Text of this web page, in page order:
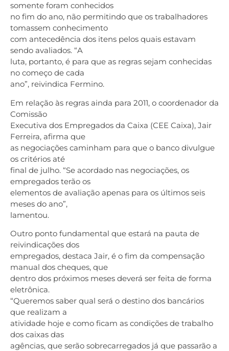
somente foram conhecidos
no fim do ano, não permitindo que os trabalhadores
tomassem conhecimento
com antecedência dos itens pelos quais estavam
sendo avaliados. “A
luta, portanto, é para que as regras sejam conhecidas
no começo de cada
ano”, reivindica Fermino.
Em relação às regras ainda para 2011, o coordenador da
Comissão
Executiva dos Empregados da Caixa (CEE Caixa), Jair
Ferreira, afirma que
as negociações caminham para que o banco divulgue
os critérios até
final de julho. “Se acordado nas negociações, os
empregados terão os
elementos de avaliação apenas para os últimos seis
meses do ano”,
lamentou.
Outro ponto fundamental que estará na pauta de
reivindicações dos
empregados, destaca Jair, é o fim da compensação
manual dos cheques, que
dentro dos próximos meses deverá ser feita de forma
eletrônica.
“Queremos saber qual será o destino dos bancários
que realizam a
atividade hoje e como ficam as condições de trabalho
dos caixas das
agências, que serão sobrecarregados já que passarão a